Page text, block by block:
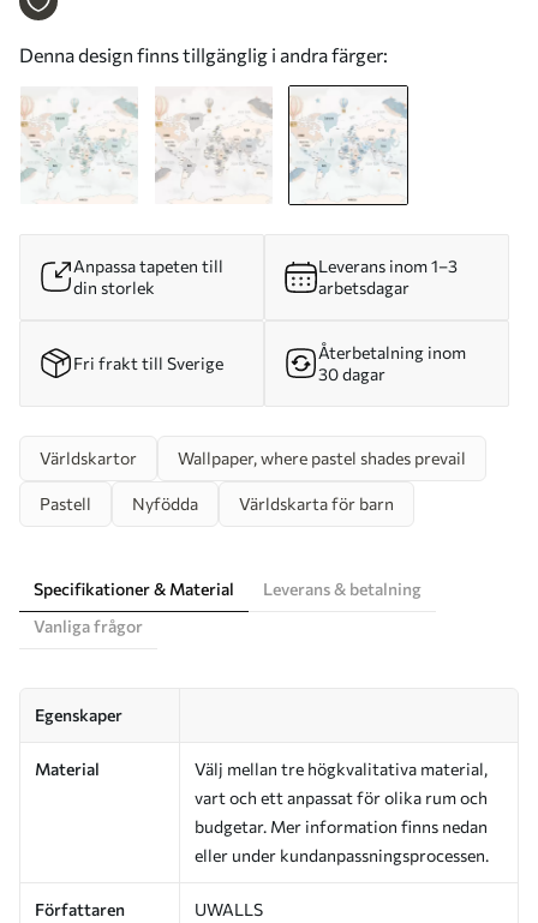
Denna design finns tillgänglig i andra färger:
Anpassa tapeten till
din storlek
Leverans inom 1–3
arbetsdagar
Fri frakt till Sverige
Återbetalning inom
30 dagar
Världskartor Wallpaper, where pastel shades prevail
Pastell Nyfödda Världskarta för barn
Specifikationer & Material
Leverans & betalning
Vanliga frågor
Egenskaper
Material
Välj mellan tre högkvalitativa material,
vart och ett anpassat för olika rum och
budgetar. Mer information finns nedan
eller under kundanpassningsprocessen.
Författaren UWALLS